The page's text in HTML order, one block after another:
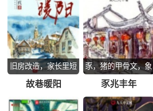
旧房改造，家长里短
故巷暖阳
豕，猪的甲骨文，象
形文字
豕兆丰年